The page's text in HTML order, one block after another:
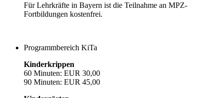
Für Lehrkräfte in Bayern ist die Teilnahme an MPZ-
Fortbildungen kostenfrei.
Programmbereich KiTa
Kinderkrippen
60 Minuten: EUR 30,00
90 Minuten: EUR 45,00